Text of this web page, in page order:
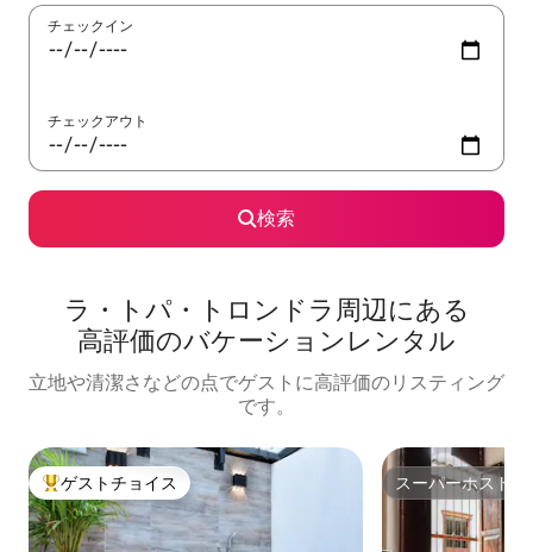
チェックイン
チェックアウト
検索
ラ・トパ・トロンドラ⁠周⁠辺⁠に⁠あ⁠る
高⁠評⁠価⁠のバ⁠ケ⁠ー⁠シ⁠ョ⁠ン⁠レ⁠ン⁠タ⁠ル
立地や清潔さなどの点でゲストに高評価のリスティング
です。
大好評のゲストチョイスです。
ゲストチョイス スーパーホスト
スーパーホスト